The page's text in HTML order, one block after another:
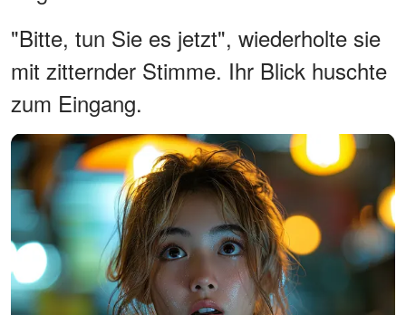
"Bitte, tun Sie es jetzt", wiederholte sie
mit zitternder Stimme. Ihr Blick huschte
zum Eingang.